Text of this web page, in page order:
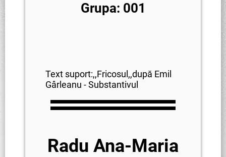
Grupa: 001
Text suport:,,Fricosul,,după Emil
Gârleanu - Substantivul
Radu Ana-Maria